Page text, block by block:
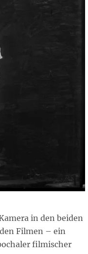
in den beiden
Filmen – ein
filmischer